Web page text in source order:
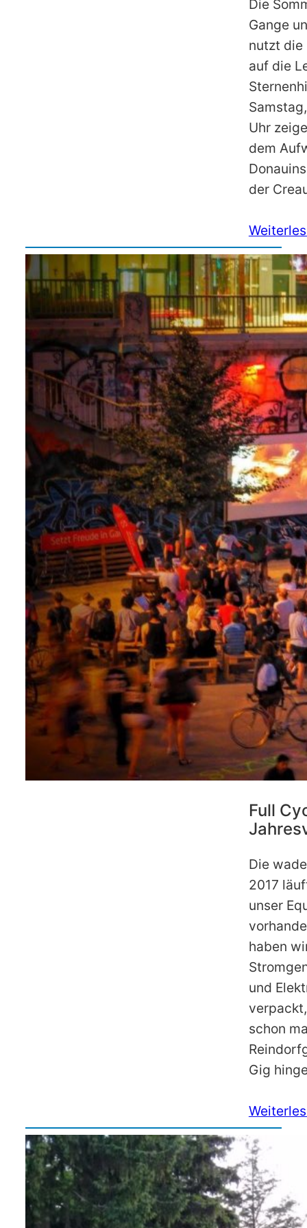
Die
Gange
nutzt die
auf die
Uhr
dem
der
Full
Die
2017
unser
haben
und
schon
Gig